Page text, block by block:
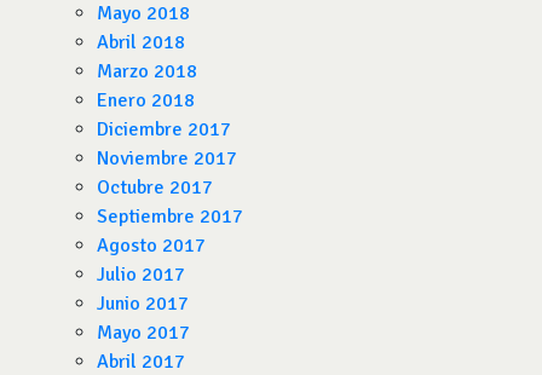
Mayo 2018
Abril 2018
Marzo 2018
Enero 2018
Diciembre 2017
Noviembre 2017
Octubre 2017
Septiembre 2017
Agosto 2017
Julio 2017
Junio 2017
Mayo 2017
Abril 2017